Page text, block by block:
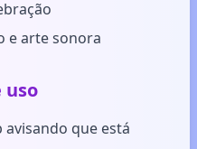
e arte sonora
uso
avisando que está